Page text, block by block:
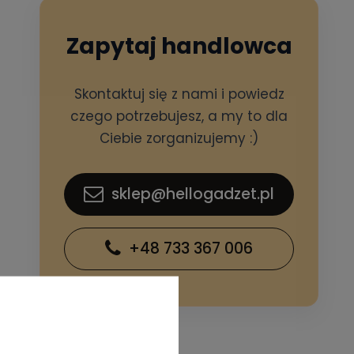
Zapytaj handlowca
Skontaktuj się z nami i powiedz
czego potrzebujesz, a my to dla
Ciebie zorganizujemy :)
sklep@hellogadzet.pl
+48 733 367 006